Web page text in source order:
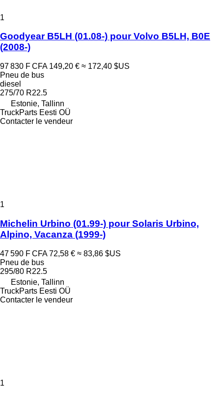
1
Goodyear B5LH (01.08-) pour Volvo B5LH, B0E
(2008-)
97 830 F CFA 149,20 € ≈ 172,40 $US
Pneu de bus
diesel
275/70 R22.5
Estonie, Tallinn
TruckParts Eesti OÜ
Contacter le vendeur
1
Michelin Urbino (01.99-) pour Solaris Urbino,
Alpino, Vacanza (1999-)
47 590 F CFA 72,58 € ≈ 83,86 $US
Pneu de bus
295/80 R22.5
Estonie, Tallinn
TruckParts Eesti OÜ
Contacter le vendeur
1